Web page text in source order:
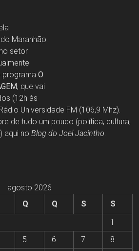
Maranhão.
setor
programa O
, que vai
(12h às
Universidade FM (106,9 Mhz).
de tudo um pouco (política, cultura,
aqui no Blog do Joel Jacintho.
agosto 2026
Q Q S
S
1
5 6 7 8